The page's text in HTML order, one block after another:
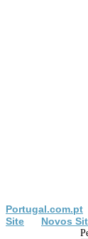
Portugal.com.pt
Site
Novos